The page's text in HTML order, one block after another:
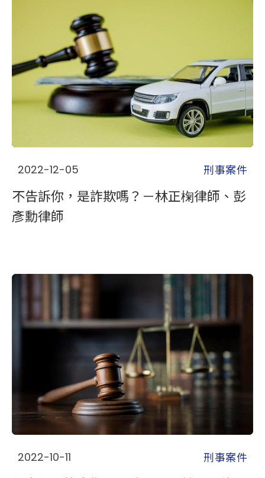
2022-12-05 刑事案件
不告訴你，是詐欺嗎？－林正椈律師、彭
彥勳律師
2022-10-11 刑事案件